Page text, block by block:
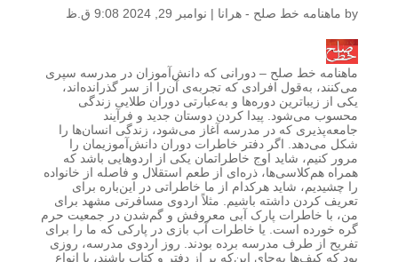
by ماهنامه خط صلح - هرانا | نوامبر 29, 2024 9:08 ق.ظ
ماهنامه خط صلح – دورانی که دانش‌آموزان در مدرسه سپری
می‌کنند، به‌قول افرادی که تجربه‌ی آن‌را از سر گذرانده‌اند،
یکی از زیباترین دوره‌ها و به‌عبارتی دوران طلایی زندگی
محسوب می‌شود. پیدا کردن دوستان جدید و فرآیند
جامعه‌پذیری که در مدرسه آغاز می‌شود، زندگی انسان‌ها را
شکل می‌دهد. اگر دفتر خاطرات دوران دانش‌آموزیمان را
مرور کنیم، شاید اوج خاطراتمان یکی از اردوهایی باشد که
همراه هم‌کلاسی‌ها، ذره‌ای از طعم استقلال و فاصله از خانواده
را چشیدیم، شاید هرکدام از ما خاطراتی در این‌باره برای
تعریف کردن داشته باشیم. مثلاً اردوی مسافرتی مشهد برای
من، با خاطرات پارک آبی معروفش و گم‌شدن در جمعیت حرم
گره خورده است. یا خاطرات آب بازی در پارکی که ما را برای
تفریح از طرف مدرسه برده بودند. روز اردوی مدرسه، روزی
بود که کیف‌ها به‌جای این‌که پر از دفتر و کتاب باشند، با انواع